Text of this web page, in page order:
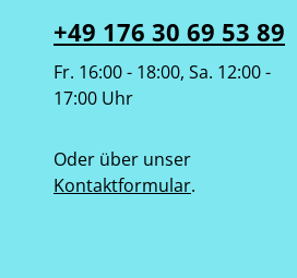
+49 176 30 69 53 89
Fr. 16:00 - 18:00, Sa. 12:00 -
17:00 Uhr
Oder über unser
Kontaktformular.